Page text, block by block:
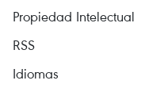
Propiedad Intelectual
RSS
Idiomas